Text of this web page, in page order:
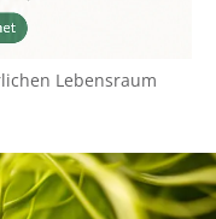
Lebensraum